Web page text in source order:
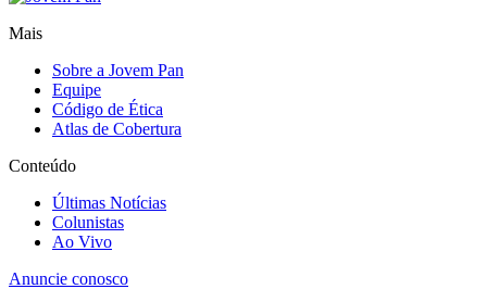
Mais
Sobre a Jovem Pan
Equipe
Código de Ética
Atlas de Cobertura
Conteúdo
Últimas Notícias
Colunistas
Ao Vivo
Anuncie conosco